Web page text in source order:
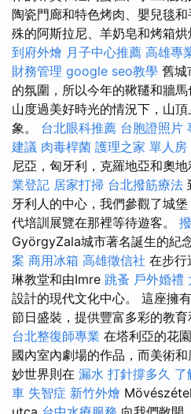
陶瓷門廊和特色烤肉、嬰兒毯
殊的阿斯拉尼、羊奶皂和烤箱烘
到府外燴 月子中心推薦 高雄專
財務管理 google seo教學 舊城
的氛圍，所以今年的鞦韆和牆
山度過美好時光的情況下，山
象。 台北眼科推薦 台胞證照片
建議 肉毒桿菌 護理之家 單人房
尼亞，匈牙利，克羅地亞和奧地
業登記 居家打掃 台北撥筋療法
牙利人的中心，我們參觀了城
代培訓展覽在那裡等待遊客。
GyörgyZala城市著名誕生的紀
案 商用冰箱 高雄徵信社 在步行
琳教堂和由Imre 跳蚤 戶外婚禮
設計的現代文化中心。 這座擁
節日盛裝，提供豐富多彩的教育
台北整復師專業 在塔利亞的花
國內室內劇場的作品，而美術
妙世界則在 漏水 打針撐多久 了
車 失智症 新竹外燴